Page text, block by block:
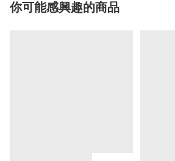
你可能感興趣的商品